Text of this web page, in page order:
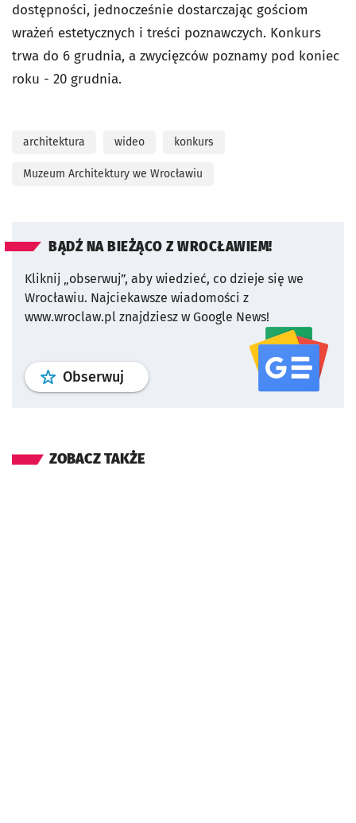
dostępności, jednocześnie dostarczając gościom
wrażeń estetycznych i treści poznawczych. Konkurs
trwa do 6 grudnia, a zwycięzców poznamy pod koniec
roku - 20 grudnia.
architektura wideo konkurs
Muzeum Architektury we Wrocławiu
BĄDŹ NA BIEŻĄCO Z WROCŁAWIEM!
Kliknij „obserwuj”, aby wiedzieć, co dzieje się we
Wrocławiu. Najciekawsze wiadomości z
www.wroclaw.pl znajdziesz w Google News!
Obserwuj profil serwisu
ZOBACZ TAKŻE